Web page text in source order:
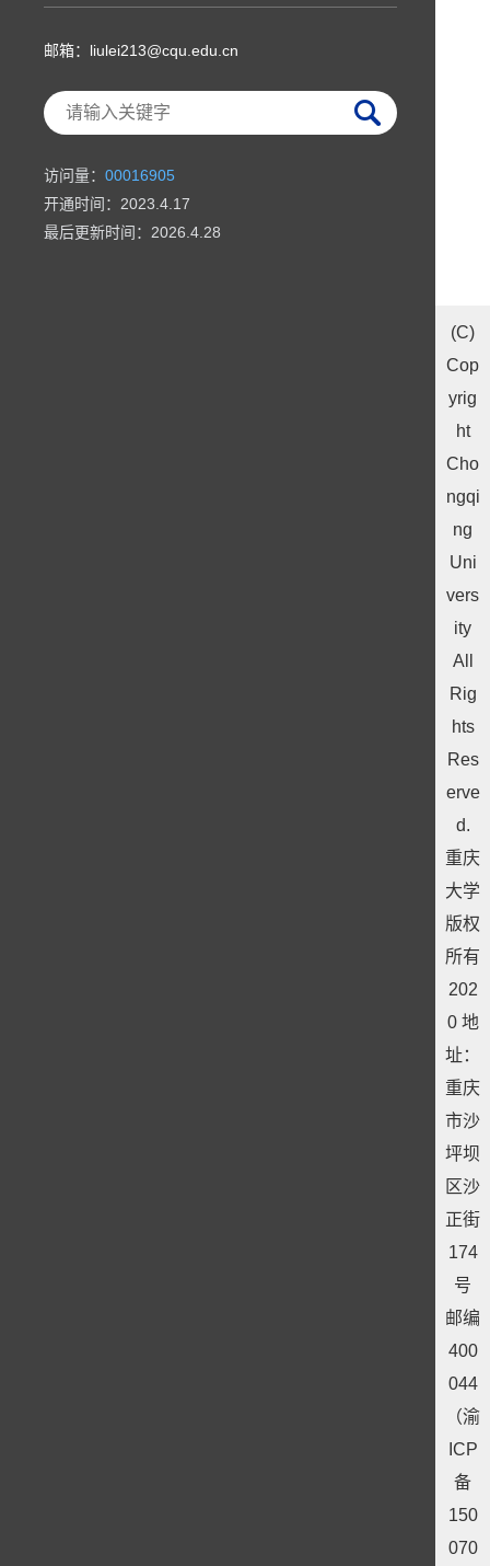
邮箱： liulei213@cqu.edu.cn
访问量： 00016905
开通时间： 2023 4 17
最后更新时间： 2026 4 28
(C)
Cop
yrig
ht
Cho
ngqi
ng
Uni
vers
ity
All
Rig
hts
Res
erve
d.
重庆
大学
版权
所有
202
0 地
址：
重庆
市沙
坪坝
区沙
正街
174
号
邮编
400
044
（渝
ICP
备
150
070